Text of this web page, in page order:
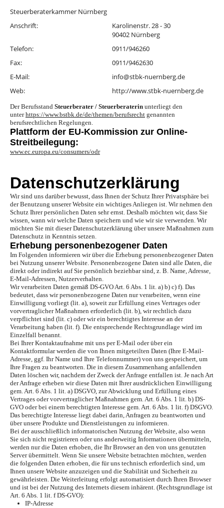
Steuerberaterkammer Nürnberg
Anschrift:
Karolinenstr. 28 - 30
90402 Nürnberg
Telefon:
0911/946260
Fax:
0911/9462630
E-Mail:
info@stbk-nuernberg.de
Web:
http://www.stbk-nuernberg.de
Der Berufsstand Steuerberater / Steuerberaterin unterliegt den
unterhttps://www.bstbk.de/de/themen/berufsrecht genannten
berufsrechtlichen Regelungen.
Plattform der EU-Kommission zur Online-
Streitbeilegung:
www.ec.europa.eu/consumers/odr
Datenschutz­erklärung
Wir sind uns darüber bewusst, dass Ihnen der Schutz Ihrer Privatsphäre bei
der Benutzung unserer Website ein wichtiges Anliegen ist. Wir nehmen den
Schutz Ihrer persönlichen Daten sehr ernst. Deshalb möchten wir, dass Sie
wissen, wann wir welche Daten speichern und wie wir sie verwenden. Wir
möchten Sie mit dieser Datenschutzerklärung über unsere Maßnahmen zum
Datenschutz in Kenntnis setzen.
Erhebung personenbezogener Daten
Im Folgenden informieren wir über die Erhebung personenbezogener Daten
bei Nutzung unserer Website. Personenbezogene Daten sind alle Daten, die
direkt oder indirekt auf Sie persönlich beziehbar sind, z. B. Name, Adresse,
E-Mail-Adressen, Nutzerverhalten.
Wir verarbeiten Daten gemäß DS-GVO Art. 6 Abs. 1 lit. a) b) c) f). Das
bedeutet, dass wir personenbezogene Daten nur verarbeiten, wenn eine
Einwilligung vorliegt (lit. a), soweit zur Erfüllung eines Vertrages oder
vorvertraglicher Maßnahmen erforderlich (lit. b), wir rechtlich dazu
verpflichtet sind (lit. c) oder wir ein berechtigtes Interesse an der
Verarbeitung haben (lit. f). Die entsprechende Rechtsgrundlage wird im
Einzelfall benannt.
Bei Ihrer Kontaktaufnahme mit uns per E-Mail oder über ein
Kontaktformular werden die von Ihnen mitgeteilten Daten (Ihre E-Mail-
Adresse, ggf. Ihr Name und Ihre Telefonnummer) von uns gespeichert, um
Ihre Fragen zu beantworten. Die in diesem Zusammenhang anfallenden
Daten löschen wir, nachdem der Zweck der Anfrage entfallen ist. Je nach Art
der Anfrage erheben wir diese Daten mit Ihrer ausdrücklichen Einwilligung
gem. Art. 6 Abs. 1 lit. a) DSGVO, zur Abwicklung und Erfüllung eines
Vertrages oder vorvertraglicher Maßnahmen gem. Art. 6 Abs. 1 lit. b) DS-
GVO oder bei einem berechtigten Interesse gem. Art. 6 Abs. 1 lit. f) DSGVO.
Das berechtigte Interesse liegt dabei darin, Anfragen zu beantworten und
über unsere Produkte und Dienstleistungen zu informieren.
Bei der ausschließlich informatorischen Nutzung der Website, also wenn
Sie sich nicht registrieren oder uns anderweitig Informationen übermitteln,
werden nur die Daten erhoben, die Ihr Browser an den von uns genutzten
Server übermittelt. Wenn Sie unsere Website betrachten möchten, werden
die folgenden Daten erhoben, die für uns technisch erforderlich sind, um
Ihnen unsere Website anzuzeigen und die Stabilität und Sicherheit zu
gewährleisten. Die Weiterleitung erfolgt automatisiert durch Ihren Browser
und ist bei der Nutzung des Internets diesem inhärent. (Rechtsgrundlage ist
Art. 6 Abs. 1 lit. f DS-GVO):
IP-Adresse